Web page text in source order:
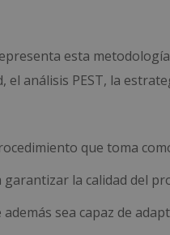
esta
el análisis PEST, la
que toma
la calidad del
sea capaz de